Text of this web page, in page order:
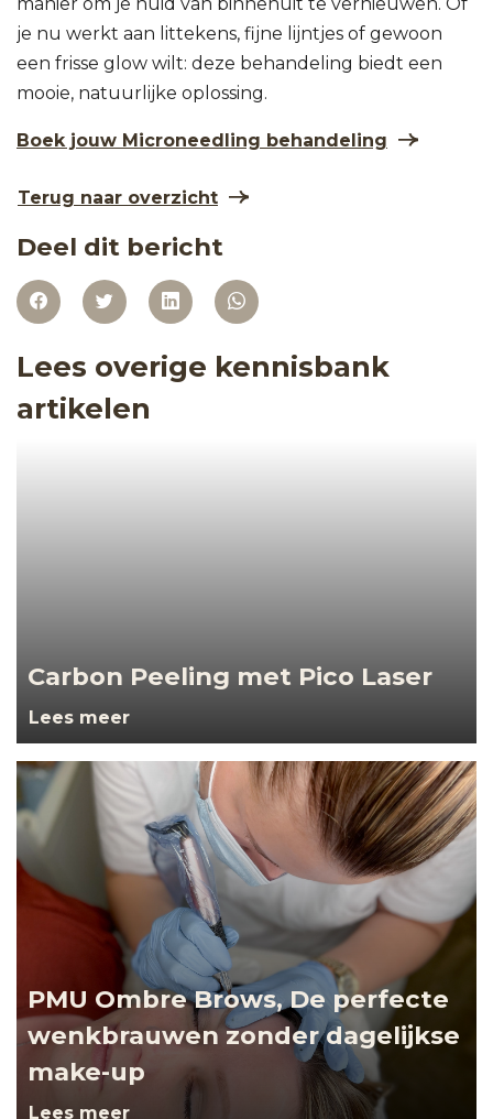
je nu werkt aan littekens, fijne lijntjes of gewoon
een frisse glow wilt: deze behandeling biedt een
mooie, natuurlijke oplossing.
Boek jouw Microneedling behandeling
Terug naar overzicht
Deel dit bericht
Lees overige kennisbank
artikelen
Carbon Peeling met Pico Laser
Lees meer
PMU Ombre Brows, De perfecte
wenkbrauwen zonder dagelijkse
make-up
Lees meer